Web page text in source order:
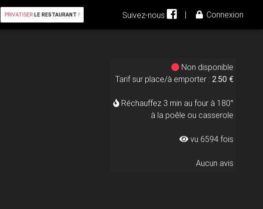
PRIVATISER LE RESTAURANT ! Suivez-nous | Connexion
Non disponible
Tarif sur place/à emporter : 2.50 €
Réchauffez 3 min au four à 180°
à la poêle ou casserole
vu 6594 fois
Aucun avis